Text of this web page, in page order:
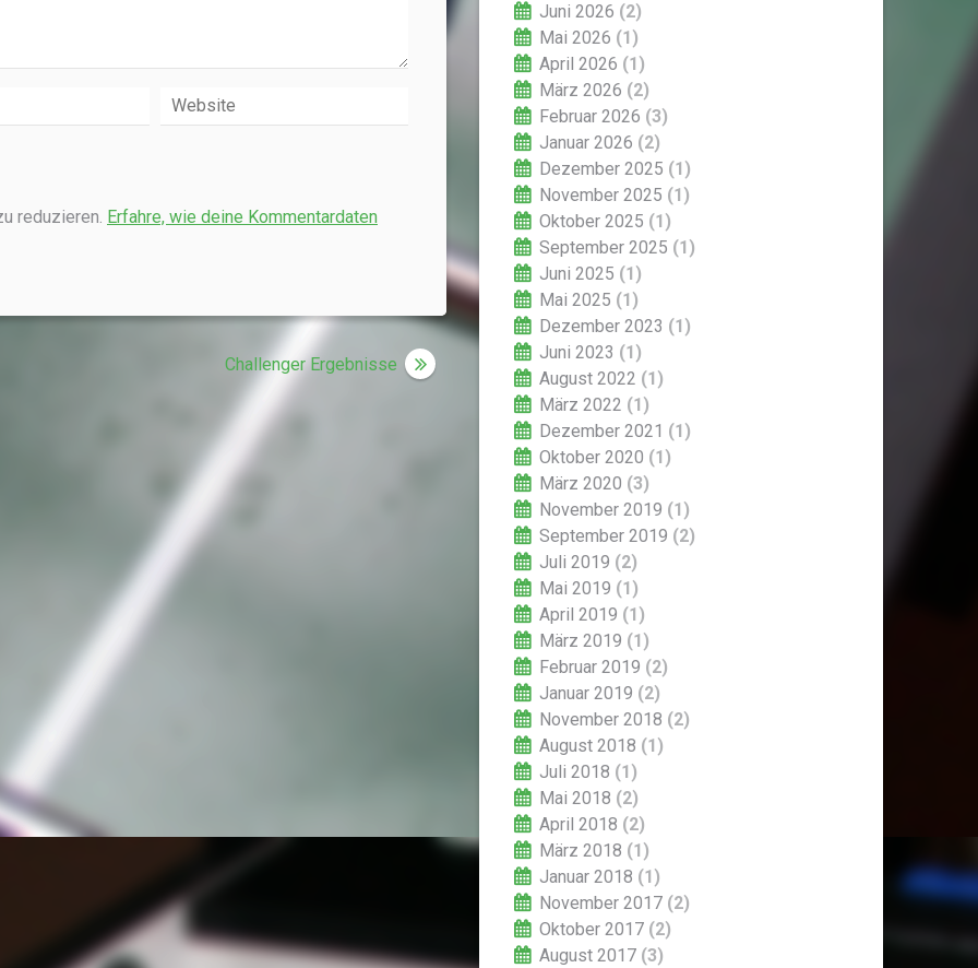
reduzieren. Erfahre, wie deine Kommentardaten
Challenger Ergebnisse
Juni 2026 (2)
Mai 2026 (1)
April 2026 (1)
März 2026 (2)
Februar 2026 (3)
Januar 2026 (2)
Dezember 2025 (1)
November 2025 (1)
Oktober 2025 (1)
September 2025 (1)
Juni 2025 (1)
Mai 2025 (1)
Dezember 2023 (1)
Juni 2023 (1)
August 2022 (1)
März 2022 (1)
Dezember 2021 (1)
Oktober 2020 (1)
März 2020 (3)
November 2019 (1)
September 2019 (2)
Juli 2019 (2)
Mai 2019 (1)
April 2019 (1)
März 2019 (1)
Februar 2019 (2)
Januar 2019 (2)
November 2018 (2)
August 2018 (1)
Juli 2018 (1)
Mai 2018 (2)
April 2018 (2)
März 2018 (1)
Januar 2018 (1)
November 2017 (2)
Oktober 2017 (2)
August 2017 (3)